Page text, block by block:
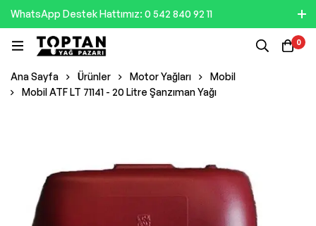
WhatsApp Destek Hattımız: 0 542 840 92 11
0
Ana Sayfa Ürünler Motor Yağları
Mobil
Mobil ATF LT 71141 - 20 Litre Şanzıman Yağı